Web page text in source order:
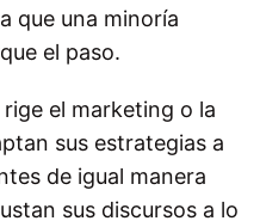
que una minoría
el paso.
el marketing o la
sus estrategias a
de igual manera
sus discursos a lo